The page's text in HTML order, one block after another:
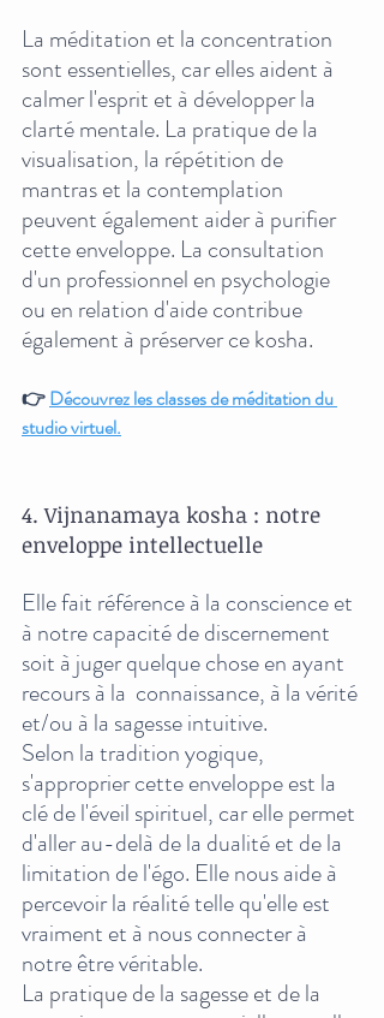
La méditation et la concentration
sont essentielles, car elles aident à
calmer l'esprit et à développer la
clarté mentale. La pratique de la
visualisation, la répétition de
mantras et la contemplation
peuvent également aider à purifier
cette enveloppe. La consultation
d'un professionnel en psychologie
ou en relation d'aide contribue
également à préserver ce kosha.
👉 Découvrez les classes de méditation du
studio virtuel.
4. Vijnanamaya kosha : notre
enveloppe intellectuelle
Elle fait référence à la conscience et
à notre capacité de discernement
soit à juger quelque chose en ayant
recours à la  connaissance, à la vérité
et/ou à la sagesse intuitive.
Selon la tradition yogique,
s'approprier cette enveloppe est la
clé de l'éveil spirituel, car elle permet
d'aller au-delà de la dualité et de la
limitation de l'égo. Elle nous aide à
percevoir la réalité telle qu'elle est
vraiment et à nous connecter à
notre être véritable.
La pratique de la sagesse et de la